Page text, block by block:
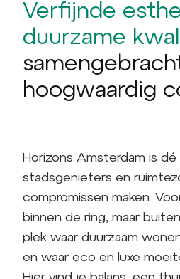
Verfijnde
duurzame
hoogwaardig
Horizons Amsterdam is
stadsgenieters en
compromissen maken.
binnen de ring, maar
plek waar duurzaam
en waar eco en luxe